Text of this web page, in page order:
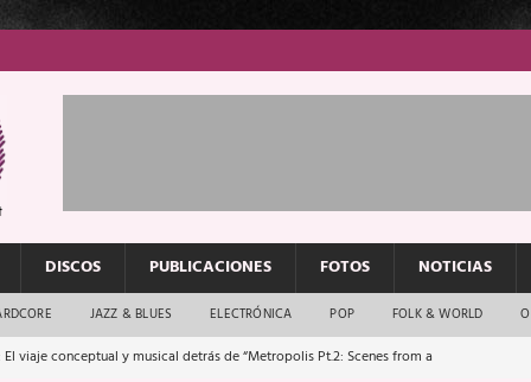
DISCOS PUBLICACIONES FOTOS NOTICIAS
JAZZ & BLUES ELECTRÓNICA POP FOLK & WORLD
El viaje conceptual y musical detrás de “Metropolis Pt.2: Scenes from a